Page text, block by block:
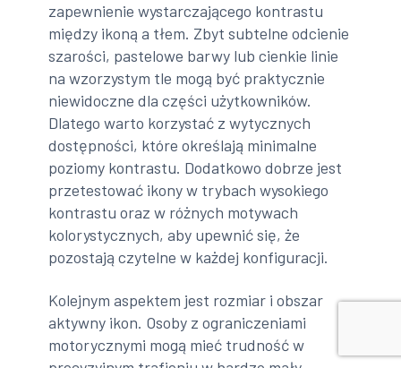
zapewnienie wystarczającego kontrastu
między ikoną a tłem. Zbyt subtelne odcienie
szarości, pastelowe barwy lub cienkie linie
na wzorzystym tle mogą być praktycznie
niewidoczne dla części użytkowników.
Dlatego warto korzystać z wytycznych
dostępności, które określają minimalne
poziomy kontrastu. Dodatkowo dobrze jest
przetestować ikony w trybach wysokiego
kontrastu oraz w różnych motywach
kolorystycznych, aby upewnić się, że
pozostają czytelne w każdej konfiguracji.
Kolejnym aspektem jest rozmiar i obszar
aktywny ikon. Osoby z ograniczeniami
motorycznymi mogą mieć trudność w